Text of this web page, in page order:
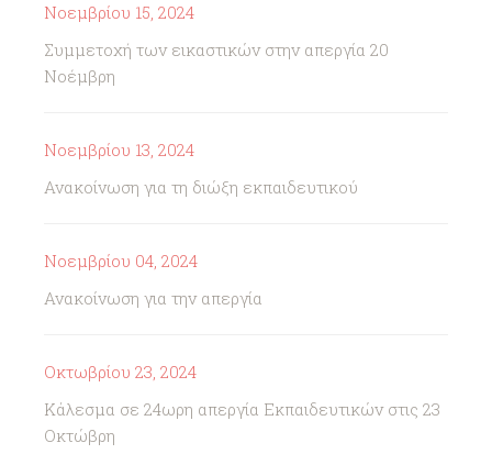
Νοεμβρίου 15, 2024
Συμμετοχή των εικαστικών στην απεργία 20
Νοέμβρη
Νοεμβρίου 13, 2024
Ανακοίνωση για τη διώξη εκπαιδευτικού
Νοεμβρίου 04, 2024
Ανακοίνωση για την απεργία
Οκτωβρίου 23, 2024
Κάλεσμα σε 24ωρη απεργία Εκπαιδευτικών στις 23
Οκτώβρη